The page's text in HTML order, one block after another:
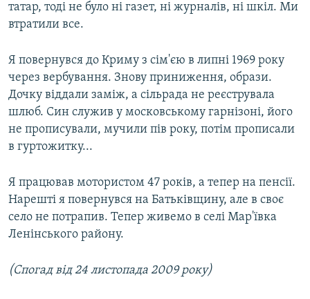
татар, тоді не було ні газет, ні журналів, ні шкіл. Ми
втратили все.
Я повернувся до Криму з сім'єю в липні 1969 року
через вербування. Знову приниження, образи.
Дочку віддали заміж, а сільрада не реєструвала
шлюб. Син служив у московському гарнізоні, його
не прописували, мучили пів року, потім прописали
в гуртожитку...
Я працював мотористом 47 років, а тепер на пенсії.
Нарешті я повернувся на Батьківщину, але в своє
село не потрапив. Тепер живемо в селі Мар'ївка
Ленінського району.
(Спогад від 24 листопада 2009 року)